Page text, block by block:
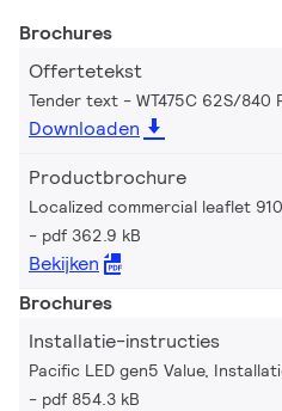
Brochures
Offertetekst
Tender text - WT475C 62S/840
Downloaden
Productbrochure
Localized commercial leaflet
pdf 362.9 kB
Bekijken
Brochures
Installatie-instructies
Pacific LED gen5 Value,
pdf 854.3 kB